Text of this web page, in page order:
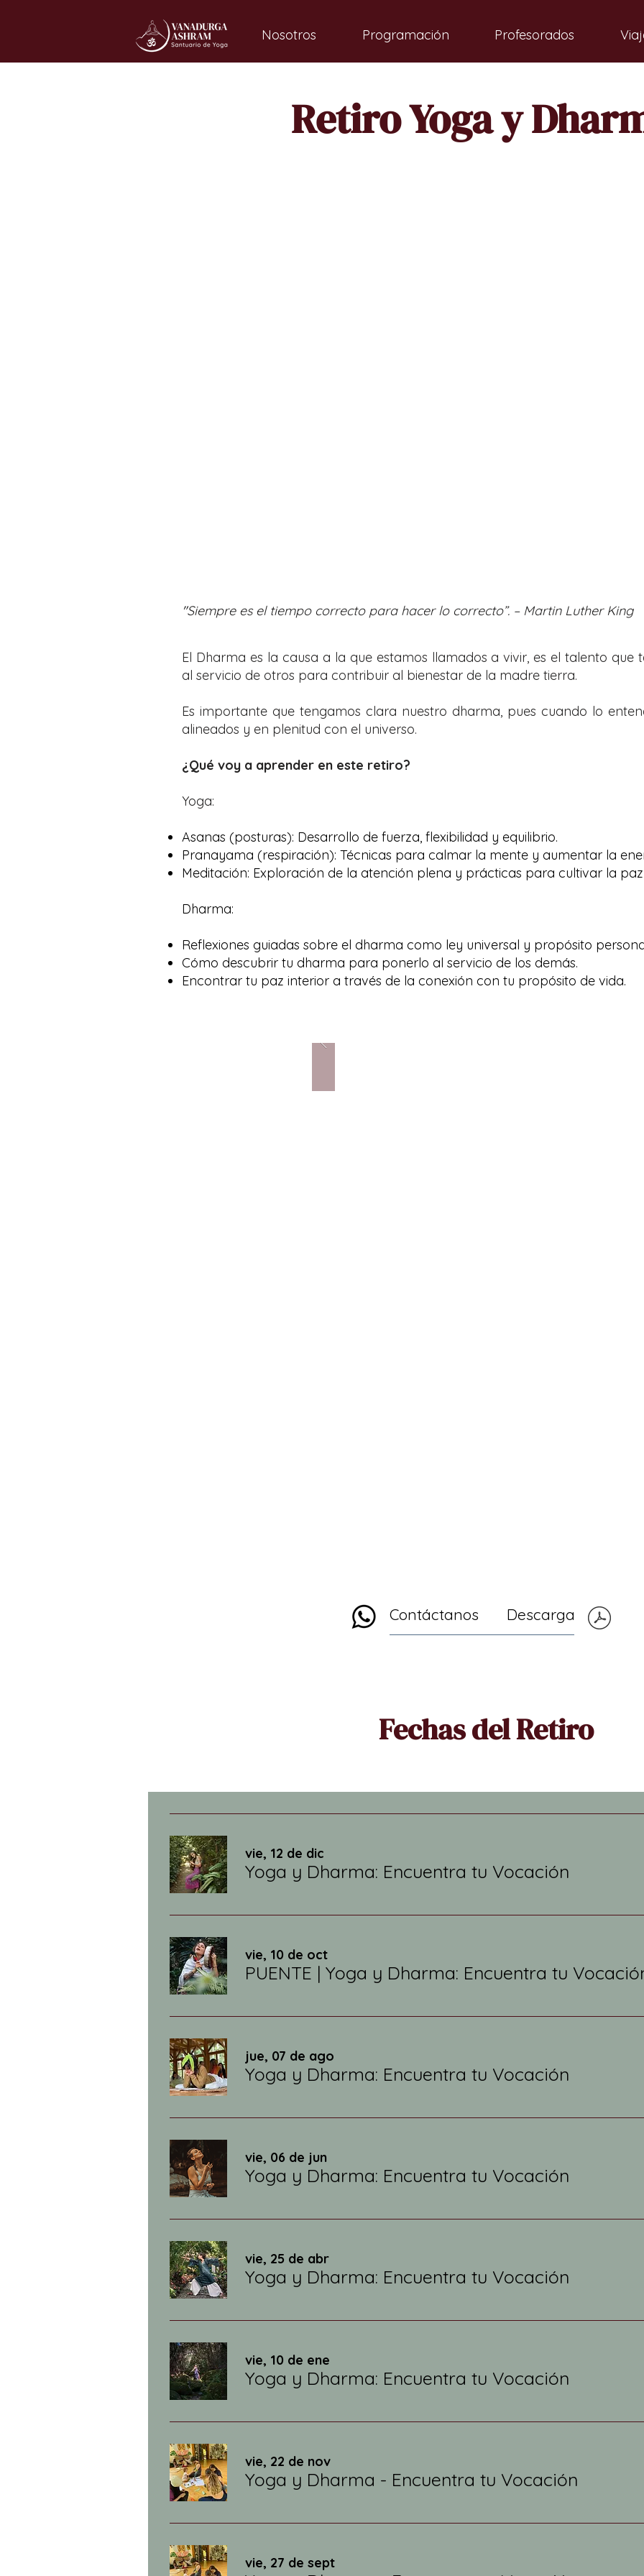
Nosotros Programación Profesorados
Retiro Yoga y
"Siempre es el tiempo correcto para hacer lo correcto”. – Martin Luther King
El Dharma es la causa a la que estamos llamados a vivir, es el talento que
al servicio de otros para contribuir al bienestar de la madre tierra.
Es importante que tengamos clara nuestro dharma, pues cuando lo
alineados y en plenitud con el universo.
¿Qué voy a aprender en este retiro?
Yoga:
Asanas (posturas): Desarrollo de fuerza, flexibilidad y equilibrio.
Pranayama (respiración): Técnicas para calmar la mente y aumentar la
Meditación: Exploración de la atención plena y prácticas para cultivar la paz
Dharma:
Reflexiones guiadas sobre el dharma como ley universal y propósito
Cómo descubrir tu dharma para ponerlo al servicio de los demás.
Encontrar tu paz interior a través de la conexión con tu propósito de vida.
Contáctanos Descarga
Fechas del Retiro
vie, 12 de dic
Yoga y Dharma: Encuentra tu Vocación
vie, 10 de oct
PUENTE | Yoga y Dharma: Encuentra tu
jue, 07 de ago
Yoga y Dharma: Encuentra tu Vocación
vie, 06 de jun
Yoga y Dharma: Encuentra tu Vocación
vie, 25 de abr
Yoga y Dharma: Encuentra tu Vocación
vie, 10 de ene
Yoga y Dharma: Encuentra tu Vocación
vie, 22 de nov
Yoga y Dharma - Encuentra tu Vocación
vie, 27 de sept